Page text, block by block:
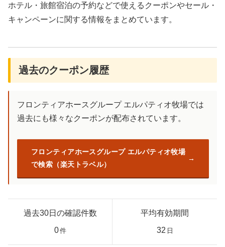
ホテル・旅館宿泊の予約などで使えるクーポンやセール・
キャンペーンに関する情報をまとめています。
過去のクーポン履歴
フロンティアホースグループ エルパティオ牧場では
過去にも様々なクーポンが配布されています。
フロンティアホースグループ エルパティオ牧場
で検索（楽天トラベル）
過去30日の確認件数
0件
平均有効期間
32 日